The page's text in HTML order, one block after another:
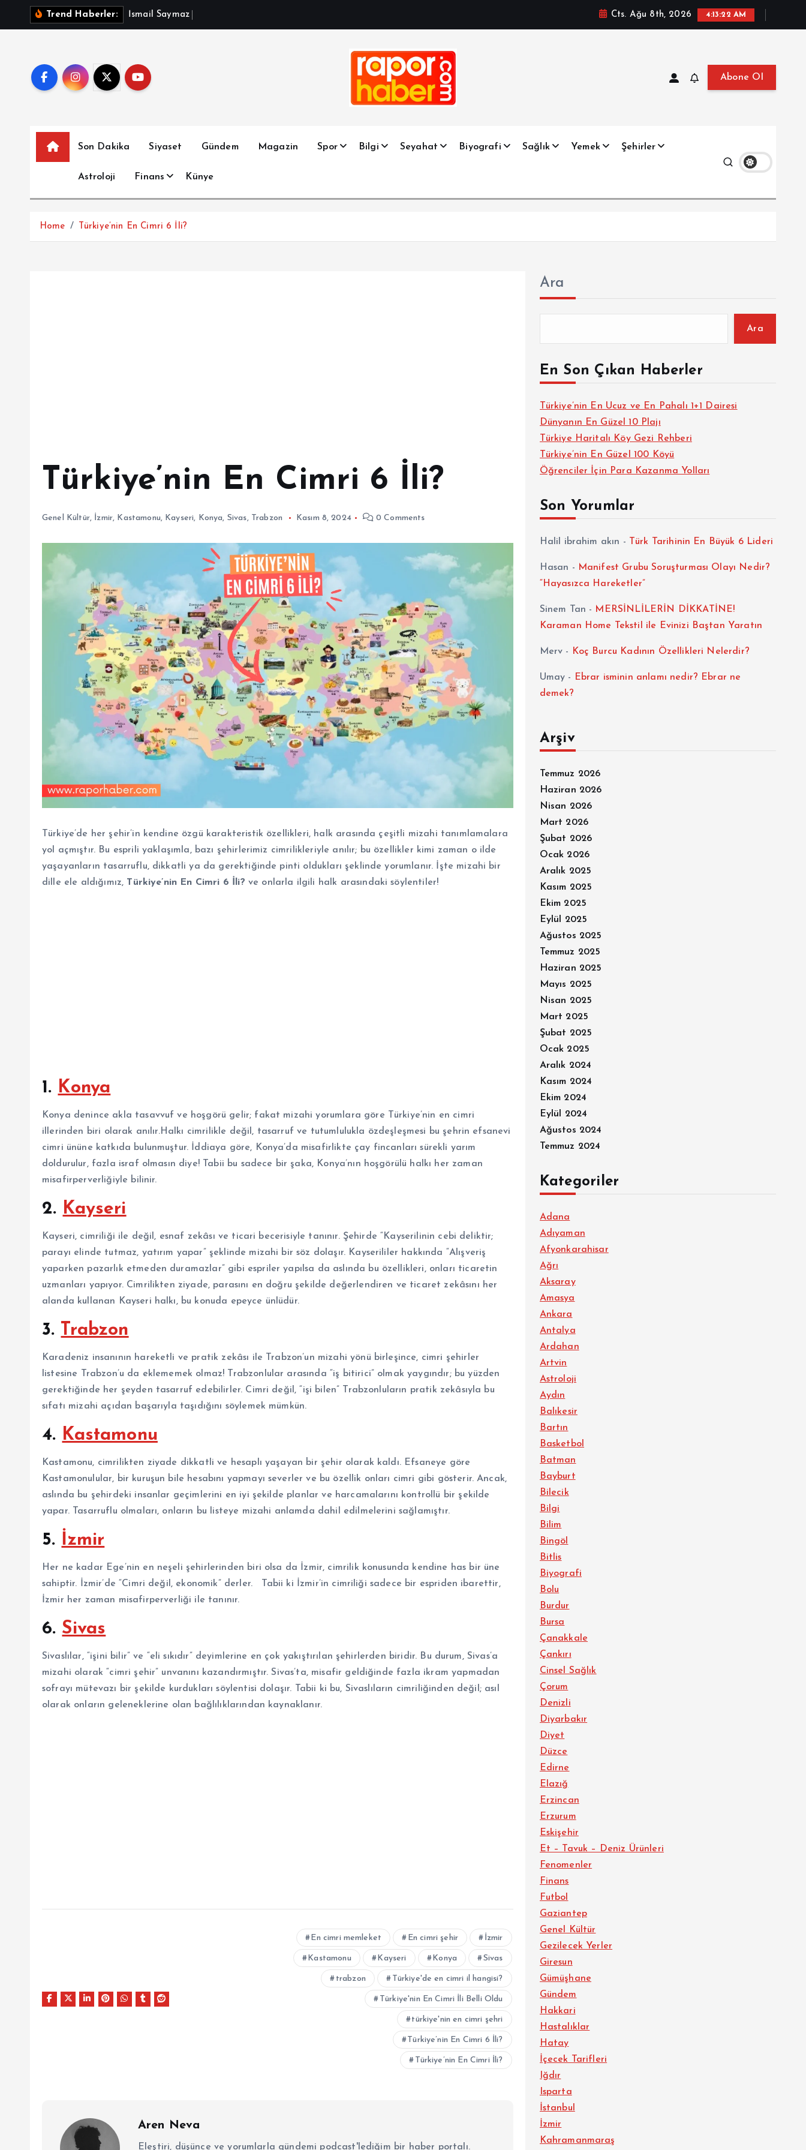
Trend Haberler: sma i Say maz Cts. Ağu 8th, 2026 4:13:22 AM
Abone Ol
Son Dakika Siyaset Gündem Magazin Spor Bilgi Seyahat Biyografi Sağlık Yemek Şehirler
Astroloji Finans Künye
Home Türkiye’nin En Cimri 6 İli?
Türkiye’nin En Cimri 6 İli?
Genel Kültür, İzmir, Kastamonu, Kayseri, Konya, Sivas, Trabzon Kasım 8, 2024 0 Comments
Türkiye’de her şehir’in kendine özgü karakteristik özellikleri, halk arasında çeşitli mizahi tanımlamalara
yol açmıştır. Bu esprili yaklaşımla, bazı şehirlerimiz cimrilikleriyle anılır; bu özellikler kimi zaman o ilde
yaşayanların tasarruflu, dikkatli ya da gerektiğinde pinti oldukları şeklinde yorumlanır. İşte mizahi bir
dille ele aldığımız, Türkiye’nin En Cimri 6 İli? ve onlarla ilgili halk arasındaki söylentiler!
1. Konya
Konya denince akla tasavvuf ve hoşgörü gelir; fakat mizahi yorumlara göre Türkiye’nin en cimri
illerinden biri olarak anılır.Halkı cimrilikle değil, tasarruf ve tutumlulukla özdeşleşmesi bu şehrin efsanevi
cimri ününe katkıda bulunmuştur. İddiaya göre, Konya’da misafirlikte çay fincanları sürekli yarım
doldurulur, fazla israf olmasın diye! Tabii bu sadece bir şaka, Konya’nın hoşgörülü halkı her zaman
misafirperverliğiyle bilinir.
2. Kayseri
Kayseri, cimriliği ile değil, esnaf zekâsı ve ticari becerisiyle tanınır. Şehirde “Kayserilinin cebi deliktir;
parayı elinde tutmaz, yatırım yapar” şeklinde mizahi bir söz dolaşır. Kayserililer hakkında “Alışveriş
yaparken pazarlık etmeden duramazlar” gibi espriler yapılsa da aslında bu özellikleri, onları ticaretin
uzmanları yapıyor. Cimrilikten ziyade, parasını en doğru şekilde değerlendiren ve ticaret zekâsını her
alanda kullanan Kayseri halkı, bu konuda epeyce ünlüdür.
3. Trabzon
Karadeniz insanının hareketli ve pratik zekâsı ile Trabzon’un mizahi yönü birleşince, cimri şehirler
listesine Trabzon’u da eklememek olmaz! Trabzonlular arasında “iş bitirici” olmak yaygındır; bu yüzden
gerektiğinde her şeyden tasarruf edebilirler. Cimri değil, “işi bilen” Trabzonluların pratik zekâsıyla bu
sıfatı mizahi açıdan başarıyla taşıdığını söylemek mümkün.
4. Kastamonu
Kastamonu, cimrilikten ziyade dikkatli ve hesaplı yaşayan bir şehir olarak kaldı. Efsaneye göre
Kastamonulular, bir kuruşun bile hesabını yapmayı severler ve bu özellik onları cimri gibi gösterir. Ancak,
aslında bu şehirdeki insanlar geçimlerini en iyi şekilde planlar ve harcamalarını kontrollü bir şekilde
yapar. Tasarruflu olmaları, onların bu listeye mizahi anlamda dahil edilmelerini sağlamıştır.
5. İzmir
Her ne kadar Ege’nin en neşeli şehirlerinden biri olsa da İzmir, cimrilik konusunda kendine has bir üne
sahiptir. İzmir’de “Cimri değil, ekonomik” derler. Tabii ki İzmir’in cimriliği sadece bir espriden ibarettir,
İzmir her zaman misafirperverliği ile tanınır.
6. Sivas
Sivaslılar, “işini bilir” ve “eli sıkıdır” deyimlerine en çok yakıştırılan şehirlerden biridir. Bu durum, Sivas’a
mizahi olarak “cimri şehir” unvanını kazandırmıştır. Sivas’ta, misafir geldiğinde fazla ikram yapmadan
sofrayı mütevazı bir şekilde kurdukları söylentisi dolaşır. Tabii ki bu, Sivaslıların cimriliğinden değil; asıl
olarak onların geleneklerine olan bağlılıklarından kaynaklanır.
En cimri memleket En cimri şehir İzmir
Kastamonu Kayseri Konya Sivas
trabzon Türkiye'de en cimri il hangisi?
Türkiye'nin En Cimri İli Belli Oldu
türkiye'nin en cimri şehri
Türkiye’nin En Cimri 6 İli?
Türkiye’nin En Cimri İli?
Aren Neva
Eleştiri, düşünce ve yorumlarla gündemi podcast'lediğim bir haber portalı.
Ara
Ara
En Son Çıkan Haberler
Türkiye’nin En Ucuz ve En Pahalı 1+1 Dairesi
Dünyanın En Güzel 10 Plajı
Türkiye Haritalı Köy Gezi Rehberi
Türkiye’nin En Güzel 100 Köyü
Öğrenciler İçin Para Kazanma Yolları
Son Yorumlar
Halil ibrahim akın - Türk Tarihinin En Büyük 6 Lideri
Hasan - Manifest Grubu Soruşturması Olayı Nedir?
“Hayasızca Hareketler”
Sinem Tan - MERSİNLİLERİN DİKKATİNE!
Karaman Home Tekstil ile Evinizi Baştan Yaratın
Merv - Koç Burcu Kadının Özellikleri Nelerdir?
Umay -
Ebrar isminin anlamı nedir? Ebrar ne
demek?
Arşiv
Temmuz 2026
Haziran 2026
Nisan 2026
Mart 2026
Şubat 2026
Ocak 2026
Aralık 2025
Kasım 2025
Ekim 2025
Eylül 2025
Ağustos 2025
Temmuz 2025
Haziran 2025
Mayıs 2025
Nisan 2025
Mart 2025
Şubat 2025
Ocak 2025
Aralık 2024
Kasım 2024
Ekim 2024
Eylül 2024
Ağustos 2024
Temmuz 2024
Kategoriler
Adana
Adıyaman
Afyonkarahisar
Ağrı
Aksaray
Amasya
Ankara
Antalya
Ardahan
Artvin
Astroloji
Aydın
Balıkesir
Bartın
Basketbol
Batman
Bayburt
Bilecik
Bilgi
Bilim
Bingöl
Bitlis
Biyografi
Bolu
Burdur
Bursa
Çanakkale
Çankırı
Cinsel Sağlık
Çorum
Denizli
Diyarbakır
Diyet
Düzce
Edirne
Elazığ
Erzincan
Erzurum
Eskişehir
Et – Tavuk – Deniz Ürünleri
Fenomenler
Finans
Futbol
Gaziantep
Genel Kültür
Gezilecek Yerler
Giresun
Gümüşhane
Gündem
Hakkari
Hastalıklar
Hatay
İçecek Tarifleri
Iğdır
Isparta
İstanbul
İzmir
Kahramanmaraş